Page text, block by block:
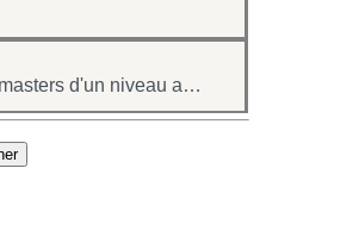
Pour les webmasters d'un niveau avancé